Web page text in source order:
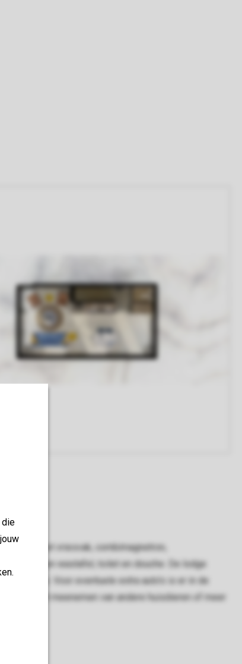
die
met vriesvak, combimagnetron,
met een wastafel, toilet en douche. De lodge
Voor eventuele extra auto’s is er in de
Het meenemen van andere huisdieren of meer